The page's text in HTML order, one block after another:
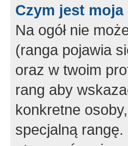
Czym jest
Na ogół nie
(ranga pojawia
oraz w twoim
rang aby
konkretne
specjalną